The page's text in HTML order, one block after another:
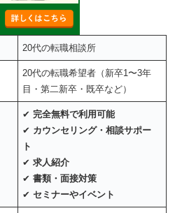
20代の転職相談所
20代の転職希望者（新卒1〜3年
目・第二新卒・既卒など）
✔完全無料で利用可能
✔ カウンセリング・相談サポー
ト
✔求人紹介
✔書類・面接対策
✔セミナーやイベント